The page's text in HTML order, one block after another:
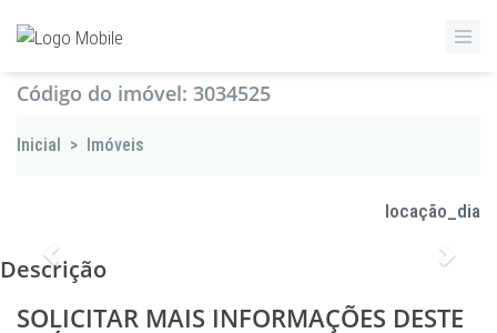
Código do imóvel: 3034525
Inicial > Imóveis
locação_dia
Anterior
Descrição
SOLICITAR MAIS INFORMAÇÕES DESTE